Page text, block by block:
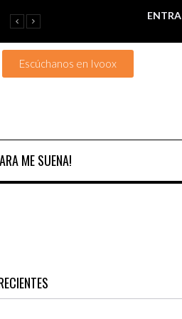
ENTRA
Escúchanos en Ivoox
ME SUENA!